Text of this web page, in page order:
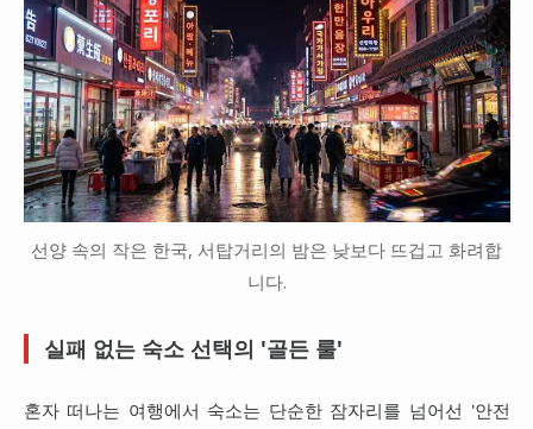
선양 속의 작은 한국, 서탑거리의 밤은 낮보다 뜨겁고 화려합
니다.
실패 없는 숙소 선택의 '골든 룰'
혼자 떠나는 여행에서 숙소는 단순한 잠자리를 넘어선 '안전